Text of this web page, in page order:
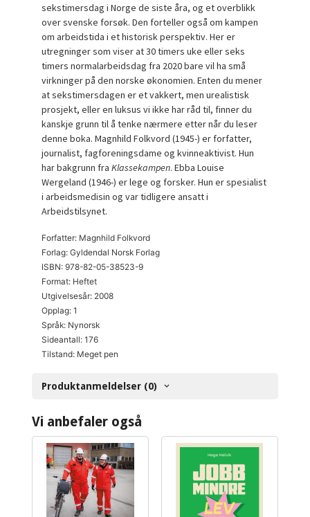
sekstimersdag i Norge de siste åra, og et overblikk
over svenske forsøk. Den forteller også om kampen
om arbeidstida i et historisk perspektiv. Her er
utregninger som viser at 30 timers uke eller seks
timers normalarbeidsdag fra 2020 bare vil ha små
virkninger på den norske økonomien. Enten du mener
at sekstimersdagen er et vakkert, men urealistisk
prosjekt, eller en luksus vi ikke har råd til, finner du
kanskje grunn til å tenke nærmere etter når du leser
denne boka. Magnhild Folkvord (1945-) er forfatter,
journalist, fagforeningsdame og kvinneaktivist. Hun
har bakgrunn fraKlassekampen. Ebba Louise
Wergeland (1946-) er lege og forsker. Hun er spesialist
i arbeidsmedisin og var tidligere ansatt i
Arbeidstilsynet.
Forfatter: Magnhild Folkvord
Forlag: Gyldendal Norsk Forlag
ISBN: 978-82-05-38523-9
Format: Heftet
Utgivelsesår: 2008
Opplag: 1
Språk: Nynorsk
Sideantall: 176
Tilstand: Meget pen
Produktanmeldelser (0)
Vi anbefaler også